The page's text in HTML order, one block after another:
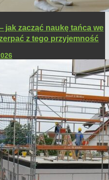
jak zacząć naukę tańca we
z tego przyjemność